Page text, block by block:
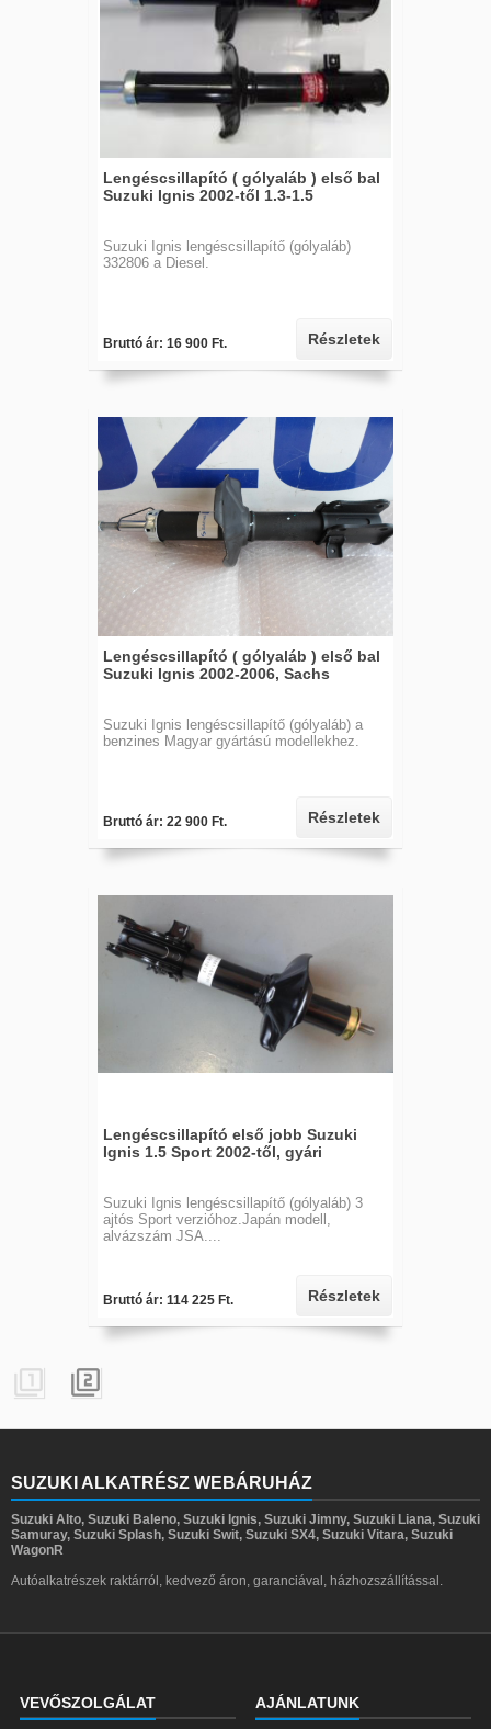
Lengéscsillapító ( gólyaláb ) első bal
Suzuki Ignis 2002-től 1.3-1.5
Suzuki Ignis lengéscsillapítő (gólyaláb)
332806 a Diesel.
Bruttó ár: 16 900 Ft. Részletek
Lengéscsillapító ( gólyaláb ) első bal
Suzuki Ignis 2002-2006, Sachs
Suzuki Ignis lengéscsillapítő (gólyaláb) a
benzines Magyar gyártású modellekhez.
Bruttó ár: 22 900 Ft. Részletek
Lengéscsillapító első jobb Suzuki
Ignis 1.5 Sport 2002-től, gyári
Suzuki Ignis lengéscsillapítő (gólyaláb) 3
ajtós Sport verzióhoz.Japán modell,
alvázszám JSA....
Bruttó ár: 114 225 Ft. Részletek
 
SUZUKI ALKATRÉSZ WEBÁRUHÁZ
Suzuki Alto, Suzuki Baleno, Suzuki Ignis, Suzuki Jimny, Suzuki Liana, Suzuki
Samuray, Suzuki Splash, Suzuki Swit, Suzuki SX4, Suzuki Vitara, Suzuki
WagonR
Autóalkatrészek raktárról, kedvező áron, garanciával, házhozszállítással.
VEVŐSZOLGÁLAT AJÁNLATUNK